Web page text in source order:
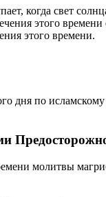
когда свет
этого
этого времени.
дня по
молитвы